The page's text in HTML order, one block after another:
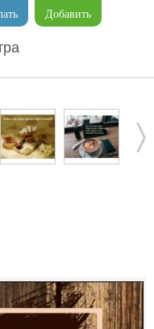
Добавить